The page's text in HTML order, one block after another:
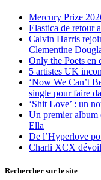
Mercury Prize
Elastica de retour
Calvin Harris
Clementine
Only the Poets en
5 artistes UK
‘Now We Can’t
single pour faire
‘Shit Love’ : un
Un premier album
Ella
De l’Hyperlove
Charli XCX
Rechercher sur le site